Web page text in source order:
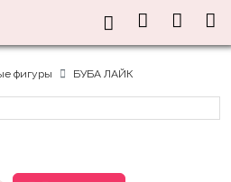
фигуры БУБА ЛАЙК